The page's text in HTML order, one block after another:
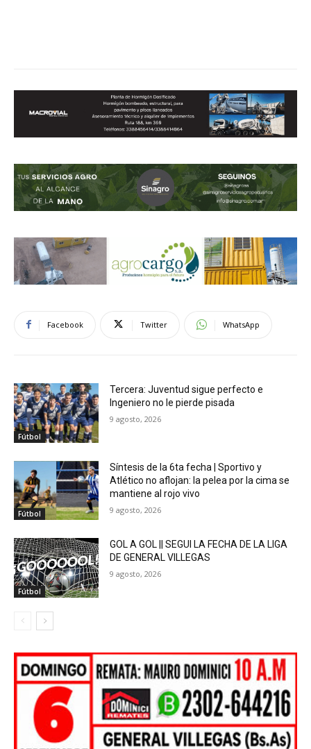
Facebook Twitter WhatsApp
Fútbol
Tercera: Juventud sigue perfecto e
Ingeniero no le pierde pisada
9 agosto, 2026
Fútbol
Síntesis de la 6ta fecha | Sportivo y
Atlético no aflojan: la pelea por la cima se
mantiene al rojo vivo
9 agosto, 2026
Fútbol
GOL A GOL || SEGUI LA FECHA DE LA LIGA
DE GENERAL VILLEGAS
9 agosto, 2026